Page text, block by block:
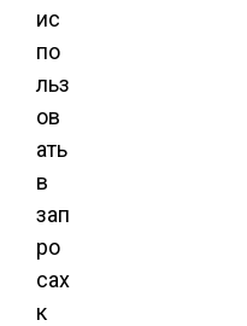
ис
по
льз
ов
ать
в
зап
ро
сах
к